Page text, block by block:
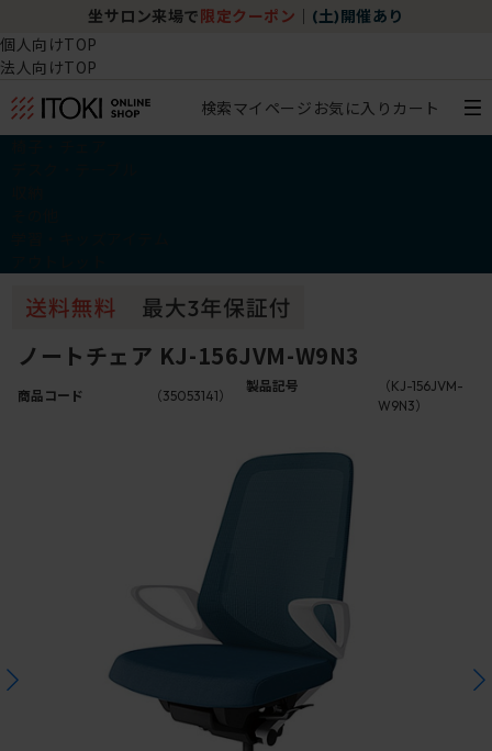
坐サロン来場で 限定クーポン (土)開催あり
個人向けTOP
法人向けTOP
検索マイページ お気に入り カート
ノートチェア KJ-156JVM-W9N3
商品コード （35053141）
製品記号
（KJ-156JVM-
W9N3）